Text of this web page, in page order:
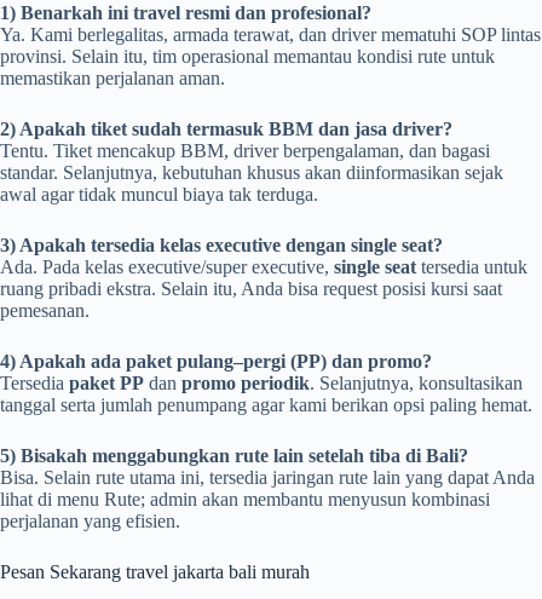
1) Benarkah ini travel resmi dan profesional?
Ya. Kami berlegalitas, armada terawat, dan driver mematuhi SOP lintas
provinsi. Selain itu, tim operasional memantau kondisi rute untuk
memastikan perjalanan aman.
2) Apakah tiket sudah termasuk BBM dan jasa driver?
Tentu. Tiket mencakup BBM, driver berpengalaman, dan bagasi
standar. Selanjutnya, kebutuhan khusus akan diinformasikan sejak
awal agar tidak muncul biaya tak terduga.
3) Apakah tersedia kelas executive dengan single seat?
Ada. Pada kelas executive/super executive, single seat tersedia untuk
ruang pribadi ekstra. Selain itu, Anda bisa request posisi kursi saat
pemesanan.
4) Apakah ada paket pulang–pergi (PP) dan promo?
Tersedia paket PP dan promo periodik. Selanjutnya, konsultasikan
tanggal serta jumlah penumpang agar kami berikan opsi paling hemat.
5) Bisakah menggabungkan rute lain setelah tiba di Bali?
Bisa. Selain rute utama ini, tersedia jaringan rute lain yang dapat Anda
lihat di menu Rute; admin akan membantu menyusun kombinasi
perjalanan yang efisien.
Pesan Sekarang travel jakarta bali murah